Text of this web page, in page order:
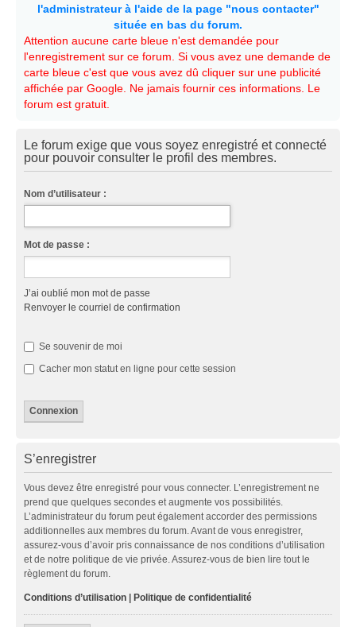
l'administrateur à l'aide de la page "nous contacter"
située en bas du forum.
Attention aucune carte bleue n'est demandée pour
l'enregistrement sur ce forum. Si vous avez une demande de
carte bleue c'est que vous avez dû cliquer sur une publicité
affichée par Google. Ne jamais fournir ces informations. Le
forum est gratuit.
Le forum exige que vous soyez enregistré et connecté
pour pouvoir consulter le profil des membres.
Nom d’utilisateur :
Mot de passe :
J’ai oublié mon mot de passe
Renvoyer le courriel de confirmation
Se souvenir de moi
Cacher mon statut en ligne pour cette session
S’enregistrer
Vous devez être enregistré pour vous connecter. L’enregistrement ne
prend que quelques secondes et augmente vos possibilités.
L’administrateur du forum peut également accorder des permissions
additionnelles aux membres du forum. Avant de vous enregistrer,
assurez-vous d’avoir pris connaissance de nos conditions d’utilisation
et de notre politique de vie privée. Assurez-vous de bien lire tout le
règlement du forum.
Conditions d’utilisation Politique de confidentialité